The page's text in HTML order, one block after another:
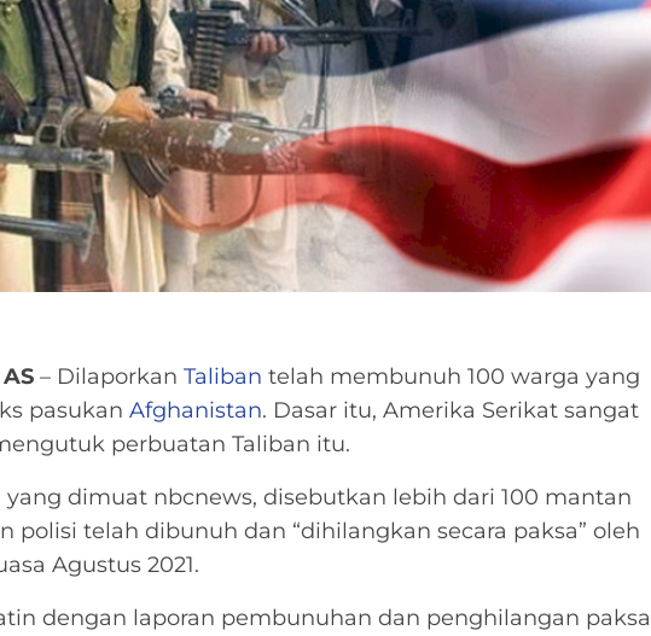
– Dilaporkan Taliban telah membunuh 100 warga yang
pasukan Afghanistan. Dasar itu, Amerika Serikat sangat
perbuatan Taliban itu.
yang dimuat nbcnews, disebutkan lebih dari 100 mantan
polisi telah dibunuh dan “dihilangkan secara paksa” oleh
Agustus 2021.
dengan laporan pembunuhan dan penghilangan paksa